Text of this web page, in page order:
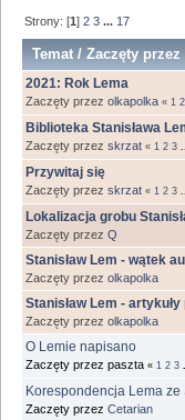
Strony: [1]2 3 ... 17
Temat/Zaczęty przez
2021: Rok Lema
Zaczęty przez olkapolka « 1 2
Biblioteka Stanisława
Zaczęty przez skrzat « 1 2 3
Przywitaj się
Zaczęty przez skrzat « 1 2 3
Lokalizacja grobu
Zaczęty przez Q
Stanisław Lem - wątek
Zaczęty przez olkapolka
Stanisław Lem -
Zaczęty przez olkapolka
O Lemie napisano
Zaczęty przez paszta « 1 2 3
Korespondencja Lema ze
Zaczęty przez Cetarian